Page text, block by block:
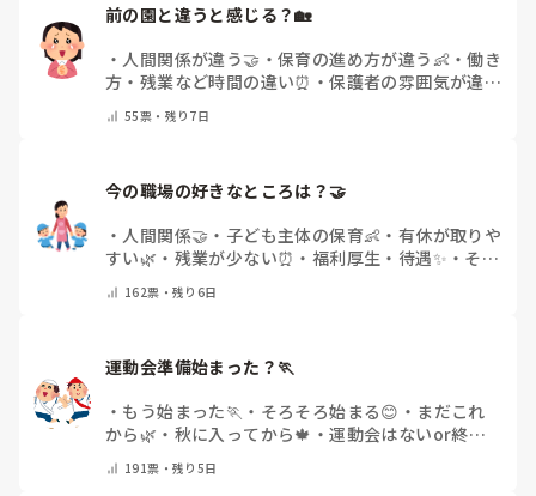
前の園と違うと感じる？🏡
・ 人間関係が違う🤝 ・ 保育の進め方が違う👶 ・働き
方・残業など時間の違い⏰ ・保護者の雰囲気が違う
で教えてください)
55票・ 残り7日
・ 人間関係🤝 ・ 子ども主体の保育👶 ・ 有休が取りや
すい🌿 ・ 残業が少ない⏰ ・ 福利厚生・待遇✨ ・ その
162票・残り6日
運動会準備始まった？🏃
・ もう始まった🏃 ・ そろそろ始まる😊 ・ まだこれ
から🌿 ・ 秋に入ってから🍁 ・運動会はないor終わ
191票・残り5日